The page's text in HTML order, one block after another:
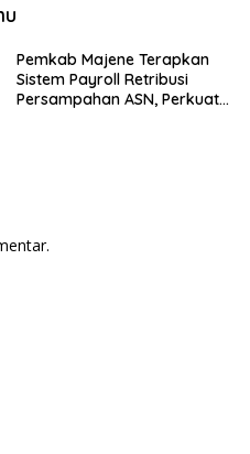
Pemkab Majene Terapkan
Sistem Payroll Retribusi
Persampahan ASN, Perkuat